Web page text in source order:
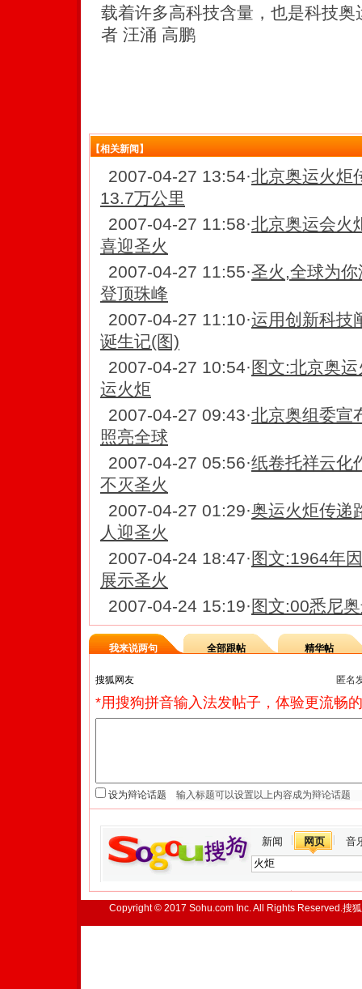
载着许多高科技含量，也是科技
者 汪涌 高鹏
【相关新闻】
2007-04-27 13:54·北京奥运火炬
13.7万公里
2007-04-27 11:58·北京奥运会火
喜迎圣火
2007-04-27 11:55·圣火,全球为
登顶珠峰
2007-04-27 11:10·运用创新科技
诞生记(图)
2007-04-27 10:54· 图文:北京奥
运火炬
2007-04-27 09:43·北京奥组委宣
照亮全球
2007-04-27 05:56·纸卷托祥云化
不灭圣火
2007-04-27 01:29·奥运火炬传递
人迎圣火
2007-04-24 18:47· 图文:1964年
展示圣火
2007-04-24 15:19· 图文:00悉尼
我来说两句 全部跟帖 精华帖
匿名
*用搜狗拼音输入法发帖子，体验更流畅
设为辩论话题
新闻 网页 音
Copyright © 2017 Sohu.com Inc. All Rights Reserved.搜